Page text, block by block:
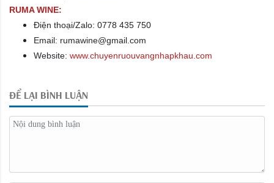
RUMA WINE:
Điện thoại/Zalo: 0778 435 750
Email: rumawine@gmail.com
Website: www.chuyenruouvangnhapkhau.com
ĐỂ LẠI BÌNH LUẬN